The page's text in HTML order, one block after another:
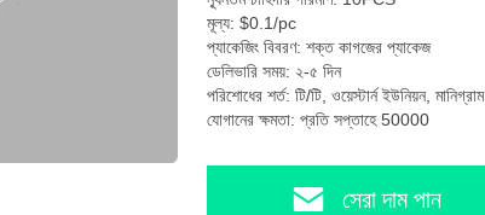
মূল্য: $0.1/pc
প্যাকেজিং বিবরণ: শক্ত কাগজের প্যাকেজ
ডেলিভারি সময়: ২-৫ দিন
পরিশোধের শর্ত: টি/টি, ওয়েস্টার্ন ইউনিয়ন, মানিগ্রাম
যোগানের ক্ষমতা: প্রতি সপ্তাহে 50000
সেরা দাম পান